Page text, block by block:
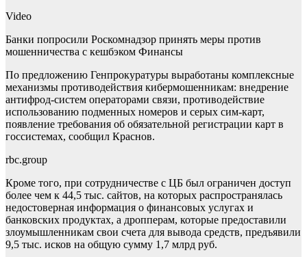
Video
Банки попросили Роскомнадзор принять меры против
мошенничества с кешбэком Финансы
По предложению Генпрокуратуры выработаны комплексные
механизмы противодействия кибермошенникам: внедрение
антифрод-систем операторами связи, противодействие
использованию подменных номеров и серых сим-карт,
появление требования об обязательной регистрации карт в
госсистемах, сообщил Краснов.
rbc.group
Кроме того, при сотрудничестве с ЦБ был ограничен доступ
более чем к 44,5 тыс. сайтов, на которых распространялась
недостоверная информация о финансовых услугах и
банковских продуктах, а дропперам, которые предоставили
злоумышленникам свои счета для вывода средств, предъявили
9,5 тыс. исков на общую сумму 1,7 млрд руб.